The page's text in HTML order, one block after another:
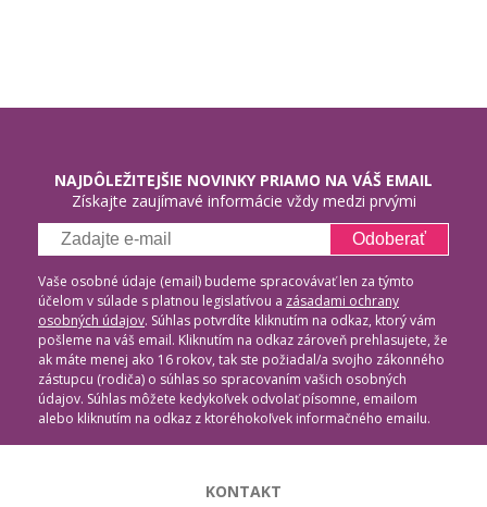
NAJDÔLEŽITEJŠIE NOVINKY PRIAMO NA VÁŠ EMAIL
Získajte zaujímavé informácie vždy medzi prvými
Odoberať
Vaše osobné údaje (email) budeme spracovávať len za týmto
účelom v súlade s platnou legislatívou a zásadami ochrany
osobných údajov. Súhlas potvrdíte kliknutím na odkaz, ktorý vám
pošleme na váš email. Kliknutím na odkaz zároveň prehlasujete, že
ak máte menej ako 16 rokov, tak ste požiadal/a svojho zákonného
zástupcu (rodiča) o súhlas so spracovaním vašich osobných
údajov. Súhlas môžete kedykoľvek odvolať písomne, emailom
alebo kliknutím na odkaz z ktoréhokoľvek informačného emailu.
KONTAKT